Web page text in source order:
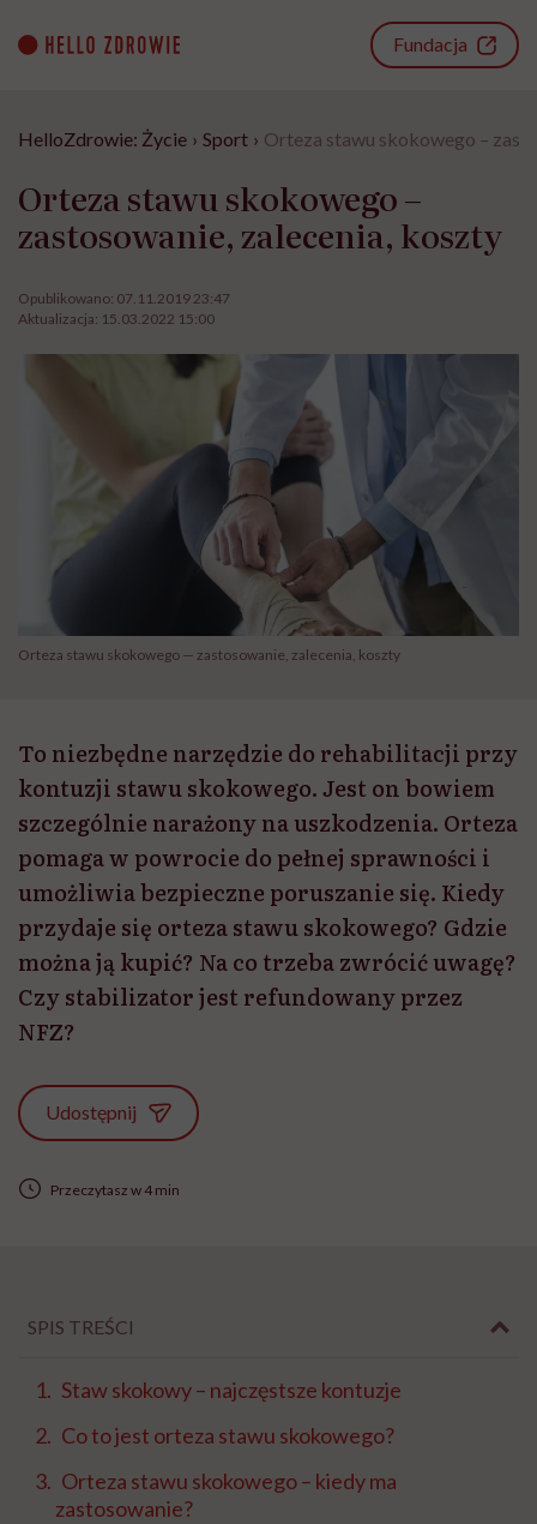
content
Fundacja
HelloZdrowie: Życie › Sport › Orteza stawu skokowego –
Orteza stawu skokowego –
zastosowanie, zalecenia, koszty
Opublikowano: 07.11.2019 23:47
Aktualizacja: 15.03.2022 15:00
Orteza stawu skokowego — zastosowanie, zalecenia, koszty
To niezbędne narzędzie do rehabilitacji przy
kontuzji stawu skokowego. Jest on bowiem
szczególnie narażony na uszkodzenia. Orteza
pomaga w powrocie do pełnej sprawności i
umożliwia bezpieczne poruszanie się. Kiedy
przydaje się orteza stawu skokowego? Gdzie
można ją kupić? Na co trzeba zwrócić uwagę?
Czy stabilizator jest refundowany przez
NFZ?
Udostępnij
Przeczytasz w 4 min
SPIS TREŚCI
Staw skokowy – najczęstsze kontuzje
Co to jest orteza stawu skokowego?
Orteza stawu skokowego – kiedy ma
zastosowanie?